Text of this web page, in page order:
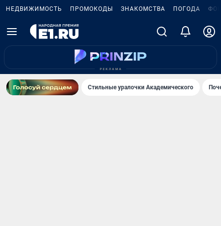
НЕДВИЖИМОСТЬ ПРОМОКОДЫ ЗНАКОМСТВА ПОГОДА
Стильные уралочки Академического